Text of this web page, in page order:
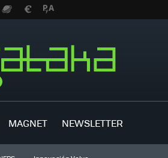
MAGNET NEWSLETTER